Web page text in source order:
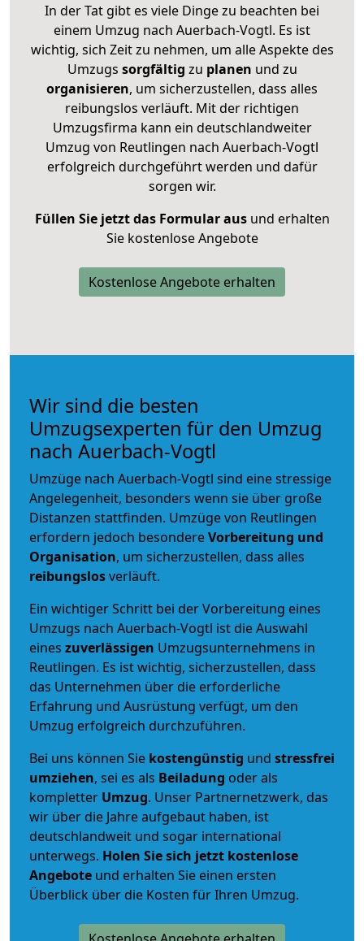
In der Tat gibt es viele Dinge zu beachten bei
einem Umzug nach Auerbach-Vogtl. Es ist
wichtig, sich Zeit zu nehmen, um alle Aspekte des
Umzugs sorgfältig zu planen und zu
organisieren, um sicherzustellen, dass alles
reibungslos verläuft. Mit der richtigen
Umzugsfirma kann ein deutschlandweiter
Umzug von Reutlingen nach Auerbach-Vogtl
erfolgreich durchgeführt werden und dafür
sorgen wir.
Füllen Sie jetzt das Formular ausund erhalten
Sie kostenlose Angebote
Kostenlose Angebote erhalten
Wir sind die besten
Umzugsexperten für den Umzug
nach Auerbach-Vogtl
Umzüge nach Auerbach-Vogtl sind eine stressige
Angelegenheit, besonders wenn sie über große
Distanzen stattfinden. Umzüge von Reutlingen
erfordern jedoch besondereVorbereitung und
Organisation, um sicherzustellen, dass alles
reibungslosverläuft.
Ein wichtiger Schritt bei der Vorbereitung eines
Umzugs nach Auerbach-Vogtl ist die Auswahl
eines zuverlässigen Umzugsunternehmens in
Reutlingen. Es ist wichtig, sicherzustellen, dass
das Unternehmen über die erforderliche
Erfahrung und Ausrüstung verfügt, um den
Umzug erfolgreich durchzuführen.
Bei uns können Sie kostengünstig und stressfrei
umziehen, sei es als Beiladung oder als
kompletter Umzug. Unser Partnernetzwerk, das
wir über die Jahre aufgebaut haben, ist
deutschlandweit und sogar international
unterwegs. Holen Sie sich jetzt kostenlose
Angebote und erhalten Sie einen ersten
Überblick über die Kosten für Ihren Umzug.